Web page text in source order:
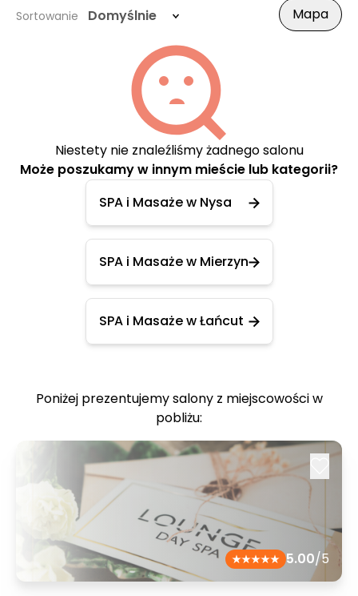
Sortowanie Domyślnie Mapa
Niestety nie znaleźliśmy żadnego salonu
Może poszukamy w innym mieście lub kategorii?
SPA i Masaże w Nysa
SPA i Masaże w Mierzyn
SPA i Masaże w Łańcut
Poniżej prezentujemy salony z miejscowości w
pobliżu:
5.00/5